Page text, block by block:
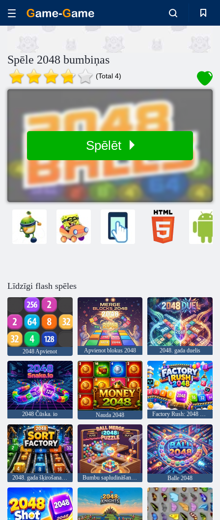
Spēle 2048 bumbiņas
(Total 4)
Spēlēt
Līdzīgi flash spēles
2048 Apvienot Apvienot blokus 2048 2048. gada duelis
2048 Čūska. io Nauda 2048 Factory Rush: 2048 Merge
2048. gada šķirošanas rūpnīca Bumbu sapludināšana 2048: mīkla Balle 2048